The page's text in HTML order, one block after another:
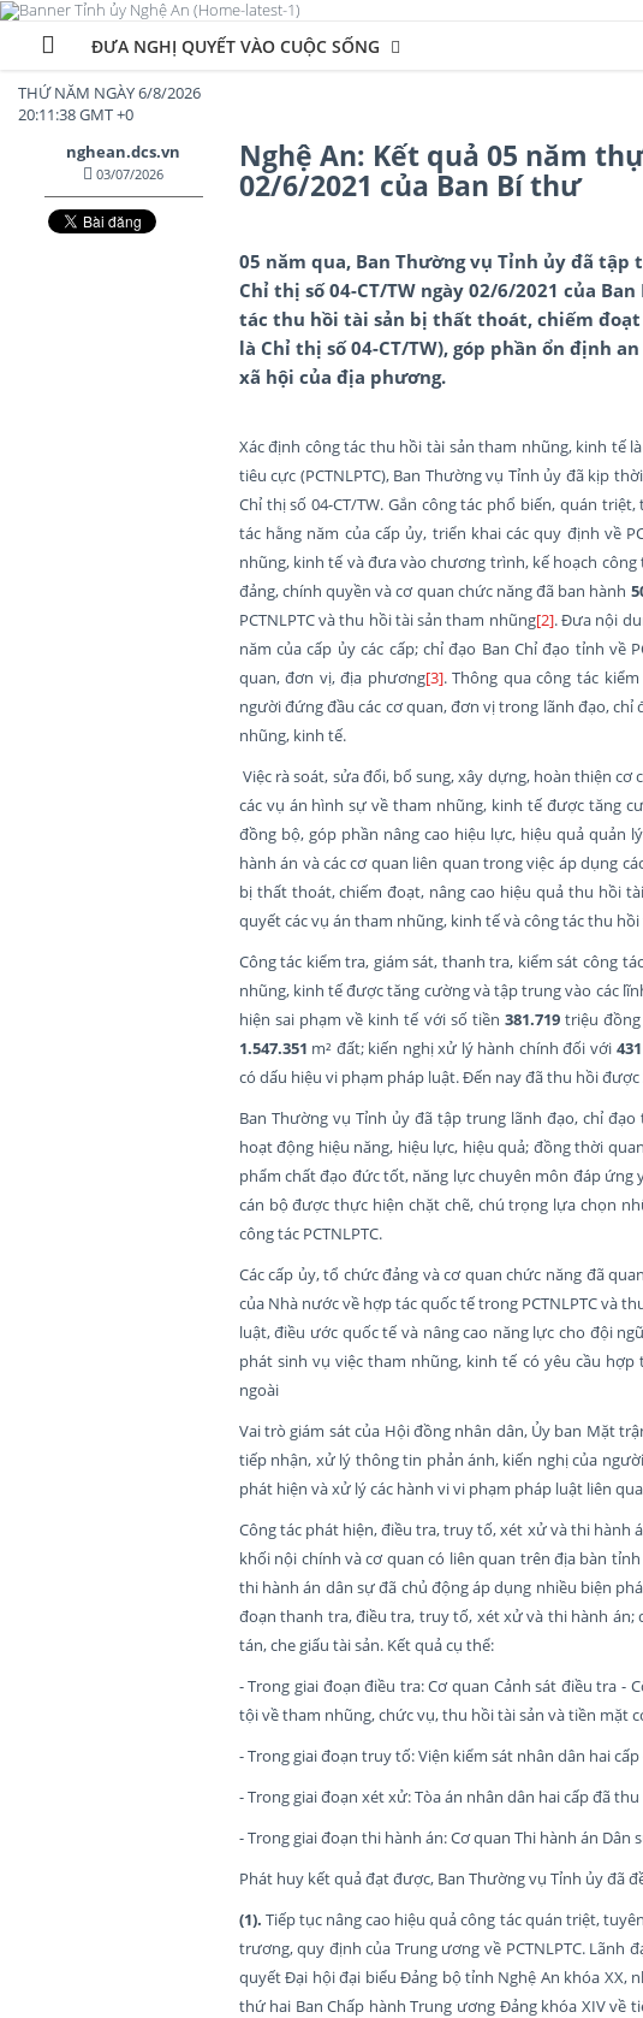
ĐƯA NGHỊ QUYẾT VÀO CUỘC SỐNG
THỨ NĂM NGÀY 6/8/2026
20:11:39 GMT +0
nghean.dcs.vn
03/07/2026 Nghệ An: Kết quả 05 năm
02/6/2021 của Ban Bí thư
05 năm qua, Ban Thường vụ Tỉnh ủy đã
Chỉ thị số 04-CT/TW ngày 02/6/2021 của
tác thu hồi tài sản bị thất thoát, chiếm
là Chỉ thị số 04-CT/TW), góp phần ổn định
xã hội của địa phương.
Xác định công tác thu hồi tài sản tham nhũng, kinh tế
tiêu cực (PCTNLPTC), Ban Thường vụ Tỉnh ủy đã kịp
Chỉ thị số 04-CT/TW. Gắn công tác phổ biến, quán triệt,
tác hằng năm của cấp ủy, triển khai các quy định về
nhũng, kinh tế và đưa vào chương trình, kế hoạch công
đảng, chính quyền và cơ quan chức năng đã ban hành
PCTNLPTC và thu hồi tài sản tham nhũng[2]. Đưa nội
năm của cấp ủy các cấp; chỉ đạo Ban Chỉ đạo tỉnh về
quan, đơn vị, địa phương[3]. Thông qua công tác
người đứng đầu các cơ quan, đơn vị trong lãnh đạo,
nhũng, kinh tế.
Việc rà soát, sửa đổi, bổ sung, xây dựng, hoàn thiện
các vụ án hình sự về tham nhũng, kinh tế được tăng
đồng bộ, góp phần nâng cao hiệu lực, hiệu quả quản
hành án và các cơ quan liên quan trong việc áp dụng
bị thất thoát, chiếm đoạt, nâng cao hiệu quả thu hồi
quyết các vụ án tham nhũng, kinh tế và công tác thu
Công tác kiểm tra, giám sát, thanh tra, kiểm sát công
nhũng, kinh tế được tăng cường và tập trung vào các
hiện sai phạm về kinh tế với số tiền381.719 triệu
1.547.351 m² đất; kiến nghị xử lý hành chính đối với 431
có dấu hiệu vi phạm pháp luật. Đến nay đã thu hồi được
Ban Thường vụ Tỉnh ủy đã tập trung lãnh đạo, chỉ
hoạt động hiệu năng, hiệu lực, hiệu quả; đồng thời
phẩm chất đạo đức tốt, năng lực chuyên môn đáp ứng
cán bộ được thực hiện chặt chẽ, chú trọng lựa chọn
công tác PCTNLPTC.
Các cấp ủy, tổ chức đảng và cơ quan chức năng đã
của Nhà nước về hợp tác quốc tế trong PCTNLPTC và
luật, điều ước quốc tế và nâng cao năng lực cho đội
phát sinh vụ việc tham nhũng, kinh tế có yêu cầu
ngoài
Vai trò giám sát của Hội đồng nhân dân, Ủy ban Mặt
tiếp nhận, xử lý thông tin phản ánh, kiến nghị của
phát hiện và xử lý các hành vi vi phạm pháp luật liên
Công tác phát hiện, điều tra, truy tố, xét xử và thi hành
khối nội chính và cơ quan có liên quan trên địa bàn
thi hành án dân sự đã chủ động áp dụng nhiều biện
đoạn thanh tra, điều tra, truy tố, xét xử và thi hành án;
tán, che giấu tài sản. Kết quả cụ thể:
- Trong giai đoạn điều tra: Cơ quan Cảnh sát điều tra -
tội về tham nhũng, chức vụ, thu hồi tài sản và tiền mặt
- Trong giai đoạn truy tố: Viện kiểm sát nhân dân hai
- Trong giai đoạn xét xử: Tòa án nhân dân hai cấp đã
- Trong giai đoạn thi hành án: Cơ quan Thi hành án Dân
Phát huy kết quả đạt được, Ban Thường vụ Tỉnh ủy đã
(1). Tiếp tục nâng cao hiệu quả công tác quán triệt,
trương, quy định của Trung ương về PCTNLPTC. Lãnh
quyết Đại hội đại biểu Đảng bộ tỉnh Nghệ An khóa XX,
thứ hai Ban Chấp hành Trung ương Đảng khóa XIV về